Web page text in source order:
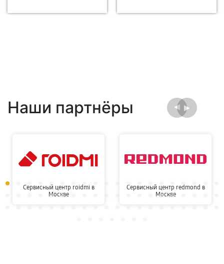
Наши партнёры
Сервисный центр roidmi в
Москве
Сервисный центр redmond в
Москве